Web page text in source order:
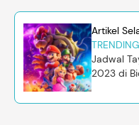
Artikel
TRENDING
Jadwal
2023 di